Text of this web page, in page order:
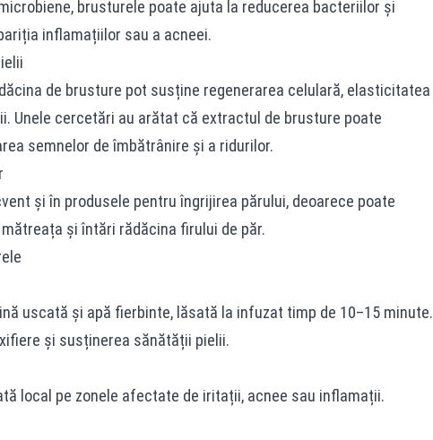
brusturele poate ajuta la reducerea bacteriilor și
inflamațiilor sau a acneei.
de brusture pot susține regenerarea celulară, elasticitatea
Unele cercetări au arătat că extractul de brusture poate
semnelor de îmbătrânire și a ridurilor.
și în produsele pentru îngrijirea părului, deoarece poate
și întări rădăcina firului de păr.
uscată și apă fierbinte, lăsată la infuzat timp de 10–15 minute.
și susținerea sănătății pielii.
local pe zonele afectate de iritații, acnee sau inflamații.